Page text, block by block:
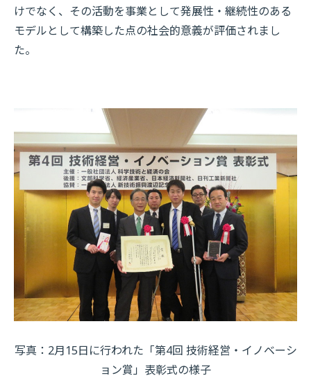
けでなく、その活動を事業として発展性・継続性のある
モデルとして構築した点の社会的意義が評価されまし
た。
写真：2月15日に行われた「第4回 技術経営・イノベーシ
ョン賞」表彰式の様子